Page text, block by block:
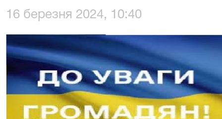
16 березня 2024, 10:40